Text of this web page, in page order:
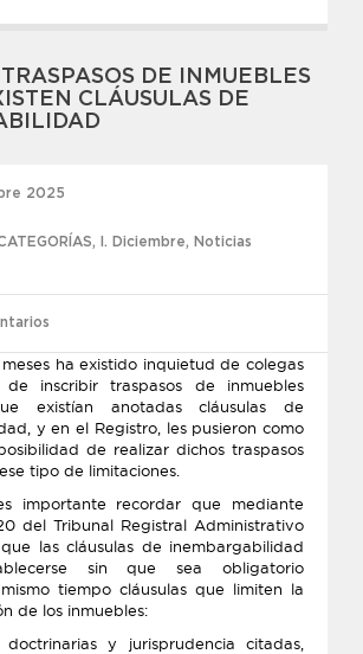
DE INMUEBLES
CLÁUSULAS DE
2025
, l. Diciembre, Noticias
ha existido inquietud de colegas
inscribir traspasos de inmuebles
existían anotadas cláusulas de
y en el Registro, les pusieron como
de realizar dichos traspasos
tipo de limitaciones.
importante recordar que mediante
del Tribunal Registral Administrativo
las cláusulas de inembargabilidad
sin que sea obligatorio
tiempo cláusulas que limiten la
de los inmuebles:
y jurisprudencia citadas,